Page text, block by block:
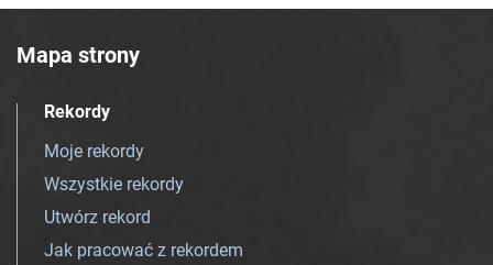
Mapa strony
Rekordy
Moje rekordy
Wszystkie rekordy
Utwórz rekord
Jak pracować z rekordem